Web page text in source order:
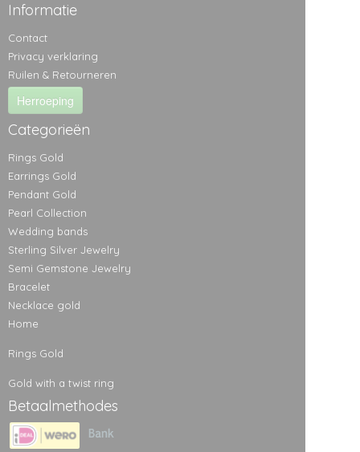
Informatie
Contact
Privacy verklaring
Ruilen & Retourneren
Herroeping
Categorieën
Rings Gold
Earrings Gold
Pendant Gold
Pearl Collection
Wedding bands
Sterling Silver Jewelry
Semi Gemstone Jewelry
Bracelet
Necklace gold
Home
Rings Gold
Gold with a twist ring
Betaalmethodes